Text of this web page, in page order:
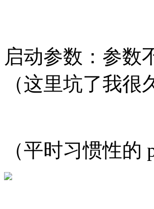
启动参数：参数
（这里坑了我
（平时习惯性